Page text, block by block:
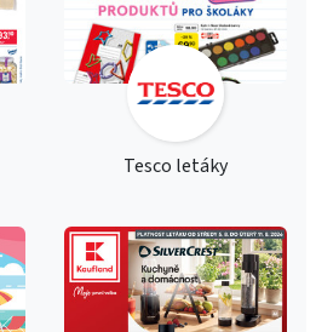
Tesco letáky